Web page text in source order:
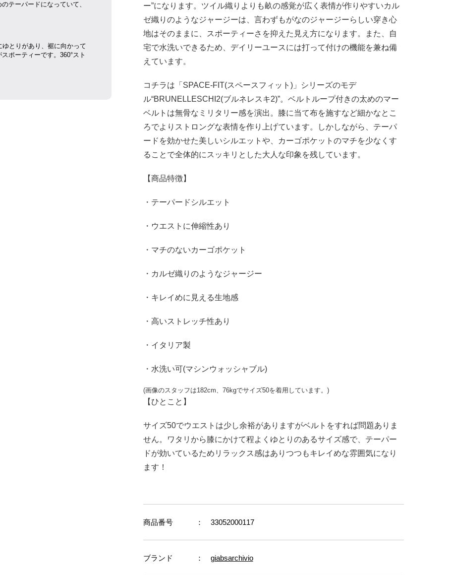
テーパードになっていて、
とりがあり、裾に向かって
ポーティーです。360°スト
ー”になります。ツイル織りよりも畝の感覚が広く表情が作りやすいカル
ゼ織りのようなジャージーは、言わずもがなのジャージーらしい穿き心
地はそのままに、スポーティーさを抑えた見え方になります。また、自
宅で水洗いできるため、デイリーユースには打って付けの機能を兼ね備
えています。
コチラは「SPACE-FIT(スペースフィット)」シリーズのモデ
ル“BRUNELLESCHI2(ブルネレスキ2)”。ベルトループ付きの太めのマー
ベルトは無骨なミリタリー感を演出。膝に当て布を施すなど細かなとこ
ろでよりストロングな表情を作り上げています。しかしながら、テーパ
ードを効かせた美しいシルエットや、カーゴポケットのマチを少なくす
ることで全体的にスッキリとした大人な印象を残しています。
【商品特徴】
・テーパードシルエット
・ウエストに伸縮性あり
・マチのないカーゴポケット
・カルゼ織りのようなジャージー
・キレイめに見える生地感
・高いストレッチ性あり
・イタリア製
・水洗い可(マシンウォッシャブル)
(画像のスタッフは182cm、76kgでサイズ50を着用しています。)
【ひとこと】
サイズ50でウエストは少し余裕がありますがベルトをすれば問題ありま
せん。ワタリから膝にかけて程よくゆとりのあるサイズ感で、テーパー
ドが効いているためリラックス感はありつつもキレイめな雰囲気になり
ます！
商品番号 ： 33052000117
ブランド ： giabsarchivio